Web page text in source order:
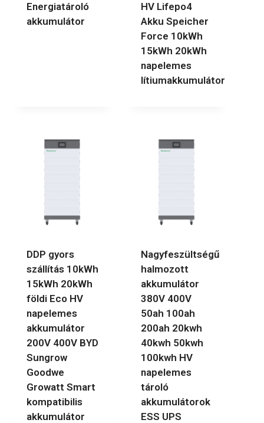
Energiatároló
akkumulátor
HV Lifepo4
Akku Speicher
Force 10kWh
15kWh 20kWh
napelemes
lítiumakkumulátor
DDP gyors
szállítás 10kWh
15kWh 20kWh
földi Eco HV
napelemes
akkumulátor
200V 400V BYD
Sungrow
Goodwe
Growatt Smart
kompatibilis
akkumulátor
Nagyfeszültségű
halmozott
akkumulátor
380V 400V
50ah 100ah
200ah 20kwh
40kwh 50kwh
100kwh HV
napelemes
tároló
akkumulátorok
ESS UPS